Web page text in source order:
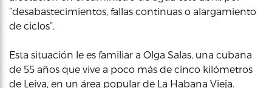
“desabastecimientos, fallas continuas o alargamiento
de ciclos”.
Esta situación le es familiar a Olga Salas, una cubana
de 55 años que vive a poco más de cinco kilómetros
de Leiva, en un área popular de La Habana Vieja.